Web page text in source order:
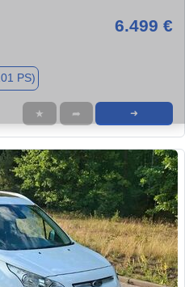
6.499 €
PS)
★ ➦ ➜